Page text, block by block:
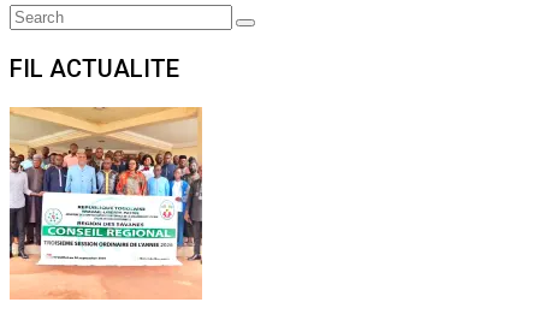
Search
Search
FIL ACTUALITE